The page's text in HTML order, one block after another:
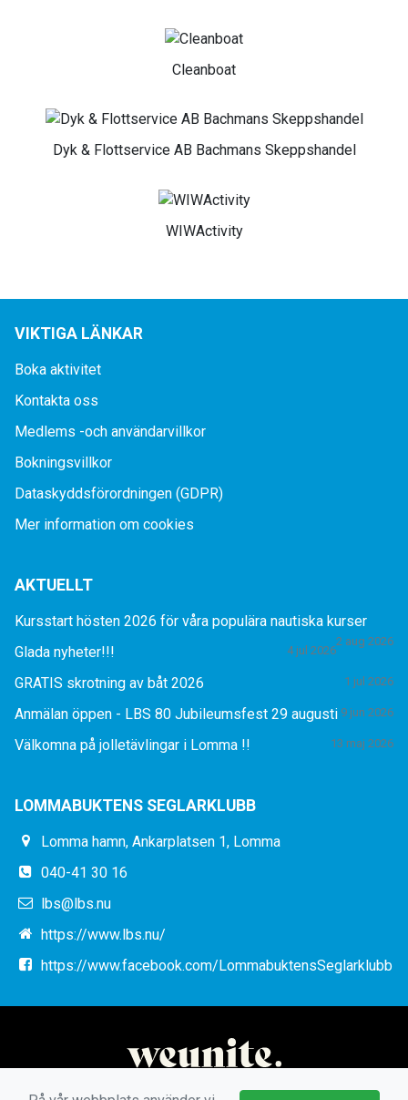
Cleanboat
Dyk & Flottservice AB Bachmans Skeppshandel
WIWActivity
VIKTIGA LÄNKAR
Boka aktivitet
Kontakta oss
Medlems -och användarvillkor
Bokningsvillkor
Dataskyddsförordningen (GDPR)
Mer information om cookies
AKTUELLT
Kursstart hösten 2026 för våra populära nautiska kurser
2 aug 2026
Glada nyheter!!! 4 jul 2026
GRATIS skrotning av båt 2026 1 jul 2026
Anmälan öppen - LBS 80 Jubileumsfest 29 augusti 9 jun 2026
Välkomna på jolletävlingar i Lomma !! 13 maj 2026
LOMMABUKTENS SEGLARKLUBB
Lomma hamn, Ankarplatsen 1, Lomma
040-41 30 16
lbs@lbs.nu
https://www.lbs.nu/
https://www.facebook.com/LommabuktensSeglarklubb